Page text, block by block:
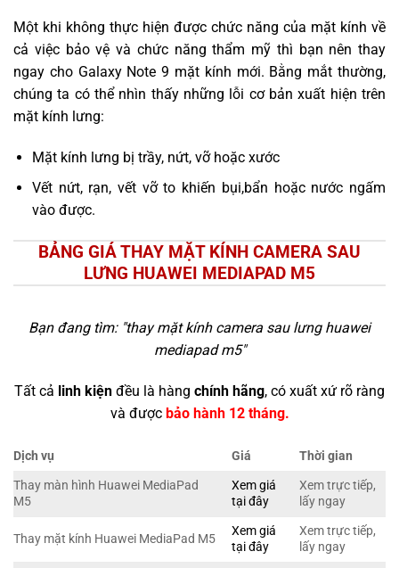
Một khi không thực hiện được chức năng của mặt kính về
cả việc bảo vệ và chức năng thẩm mỹ thì bạn nên thay
ngay cho Galaxy Note 9 mặt kính mới. Bằng mắt thường,
chúng ta có thể nhìn thấy những lỗi cơ bản xuất hiện trên
mặt kính lưng:
Mặt kính lưng bị trầy, nứt, vỡ hoặc xước
Vết nứt, rạn, vết vỡ to khiến bụi,bẩn hoặc nước ngấm
vào được.
BẢNG GIÁ THAY MẶT KÍNH CAMERA SAU
LƯNG HUAWEI MEDIAPAD M5
Bạn đang tìm: "thay mặt kính camera sau lưng huawei
mediapad m5"
Tất cả linh kiện đều là hàng chính hãng, có xuất xứ rõ ràng
và được bảo hành 12 tháng.
Dịch vụ Giá
Thời gian
Thay màn hình Huawei MediaPad
M5
Xem giá
tại đây
Xem trực tiếp,
lấy ngay
Thay mặt kính Huawei MediaPad M5
Xem giá
tại đây
Xem trực tiếp,
lấy ngay